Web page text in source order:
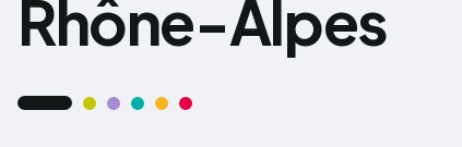
Rhône-Alpes